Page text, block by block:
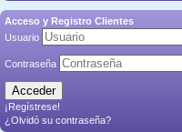
Acceso y Registro Clientes
Usuario
Contraseña
¡Regístrese!
¿Olvidó su contraseña?